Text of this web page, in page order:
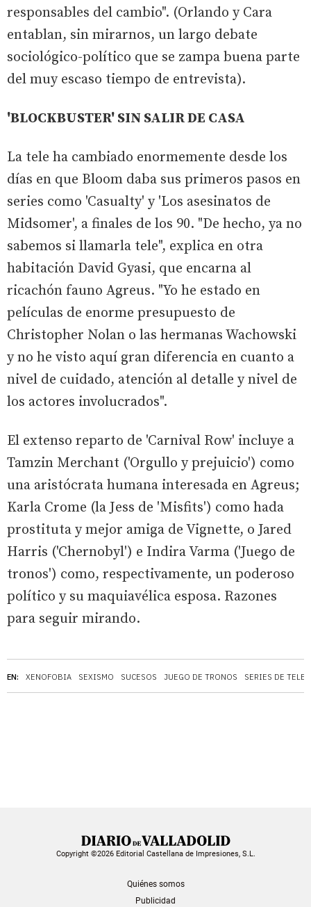
EN: XENOFOBIA SEXISMO SUCESOS JUEGO DE TRONOS SERIES DE
responsables del cambio". (Orlando y Cara
entablan, sin mirarnos, un largo debate
sociológico-político que se zampa buena parte
del muy escaso tiempo de entrevista).
'BLOCKBUSTER' SIN SALIR DE CASA
La tele ha cambiado enormemente desde los
días en que Bloom daba sus primeros pasos en
series como 'Casualty' y 'Los asesinatos de
Midsomer', a finales de los 90. "De hecho, ya no
sabemos si llamarla tele", explica en otra
habitación David Gyasi, que encarna al
ricachón fauno Agreus. "Yo he estado en
películas de enorme presupuesto de
Christopher Nolan o las hermanas Wachowski
y no he visto aquí gran diferencia en cuanto a
nivel de cuidado, atención al detalle y nivel de
los actores involucrados".
El extenso reparto de 'Carnival Row' incluye a
Tamzin Merchant ('Orgullo y prejuicio') como
una aristócrata humana interesada en Agreus;
Karla Crome (la Jess de 'Misfits') como hada
prostituta y mejor amiga de Vignette, o Jared
Harris ('Chernobyl') e Indira Varma ('Juego de
tronos') como, respectivamente, un poderoso
político y su maquiavélica esposa. Razones
para seguir mirando.
Copyright ©2026 Editorial Castellana de Impresiones, S.L.
Quiénes somos
Publicidad